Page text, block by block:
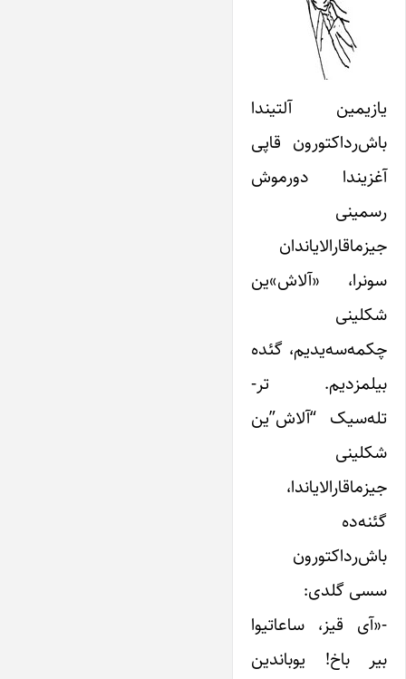
یازیمین آلتیندا
باش‌رداکتورون قاپی
آغزیندا دورموش
رسمینی
جیزماقارالایاندان
سونرا، «آلاش»ین
شکلینی
چکمه‌سه‌یدیم، گئده
بیلمزدیم. تر-
تله‌سیک “آلاش”ین
شکلینی
جیزماقارالایاندا،
گئنه‌ده
باش‌رداکتورون
سسی گلدی:
-«آی قیز، ساعاتیوا
بیر باخ! یوباندین